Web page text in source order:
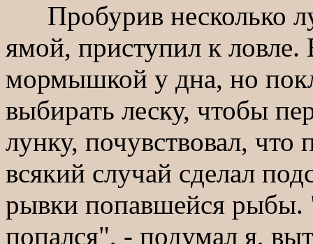
Пробурив несколько
ямой, приступил к
мормышкой у дна, но
выбирать леску, чтобы
лунку, почувствовал,
всякий случай сделал
рывки попавшейся рыбы.
попался", - подумал я,